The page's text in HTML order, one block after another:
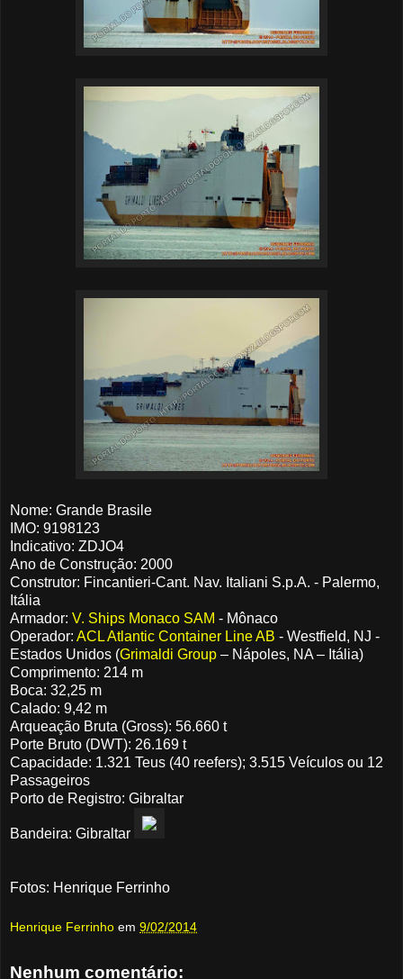
Nome: Grande Brasile
IMO: 9198123
Indicativo: ZDJO4
Ano de Construção: 2000
Construtor: Fincantieri-Cant. Nav. Italiani S.p.A. - Palermo,
Itália
Armador: V. Ships Monaco SAM - Mônaco
Operador: ACL Atlantic Container Line AB - Westfield, NJ -
Estados Unidos (Grimaldi Group – Nápoles, NA – Itália)
Comprimento: 214 m
Boca: 32,25 m
Calado: 9,42 m
Arqueação Bruta (Gross): 56.660 t
Porte Bruto (DWT): 26.169 t
Capacidade: 1.321 Teus (40 reefers); 3.515 Veículos ou 12
Passageiros
Porto de Registro: Gibraltar
Bandeira: Gibraltar
Fotos: Henrique Ferrinho
Henrique Ferrinho em 9/02/2014
Nenhum comentário: